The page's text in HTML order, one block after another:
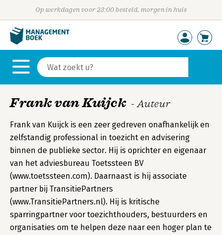
Op werkdagen voor 23:00 besteld, morgen in huis
Frank van Kuijck - Auteur
Frank van Kuijck is een zeer gedreven onafhankelijk en
zelfstandig professional in toezicht en advisering
binnen de publieke sector. Hij is oprichter en eigenaar
van het adviesbureau Toetssteen BV
(www.toetssteen.com). Daarnaast is hij associate
partner bij TransitiePartners
(www.TransitiePartners.nl). Hij is kritische
sparringpartner voor toezichthouders, bestuurders en
organisaties om te helpen deze naar een hoger plan te